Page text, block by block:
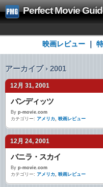
Perfect Movie
映画レビュー
アーカイブ › 2001
12月 31, 2001
バンディッツ
By p-movie.com
カテゴリー: アメリカ, 映画レビュー
12月 24, 2001
バニラ・スカイ
By p-movie.com
カテゴリー: アメリカ, 映画レビュー